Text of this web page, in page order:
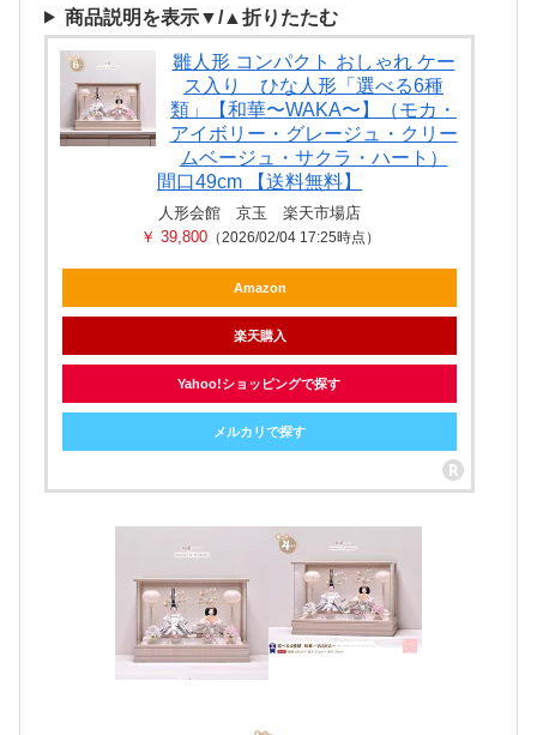
商品説明を表示▼/▲折りたたむ
雛人形 コンパクト おしゃれ ケー
ス入り ひな人形「選べる6種
類」【和華〜WAKA〜】（モカ・
アイボリー・グレージュ・クリー
ムベージュ・サクラ・ハート）
間口49cm 【送料無料】
人形会館 京玉 楽天市場店
￥ 39,800（2026/02/04 17:25時点）
Amazon
楽天購入
Yahoo!ショッピングで探す
メルカリで探す